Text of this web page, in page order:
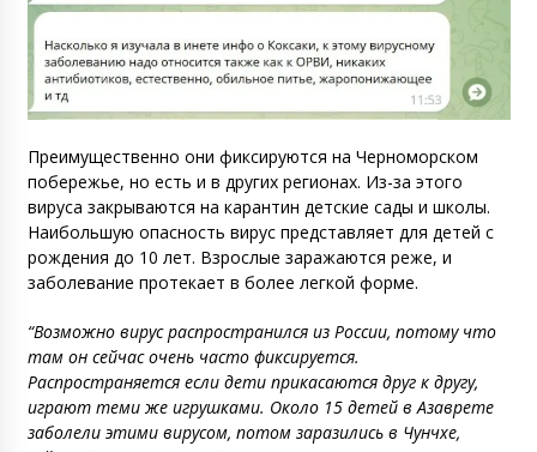
Преимущественно они фиксируются на Черноморском
побережье, но есть и в других регионах. Из-за этого
вируса закрываются на карантин детские сады и школы.
Наибольшую опасность вирус представляет для детей с
рождения до 10 лет. Взрослые заражаются реже, и
заболевание протекает в более легкой форме.
“Возможно вирус распространился из России, потому что
там он сейчас очень часто фиксируется.
Распространяется если дети прикасаются друг к другу,
играют теми же игрушками. Около 15 детей в Азаврете
заболели этими вирусом, потом заразились в Чунчхе,